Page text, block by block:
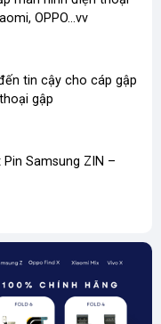
Galaxy A01, A10, J2,
J7 Prime...
M30, S10, Note 10
trực tiếp trên website
Ở Đâu Uy Tín?
kiện Samsung chất
OPPO...vv
tin cậy cho cáp gập
gập
Pin Samsung ZIN –